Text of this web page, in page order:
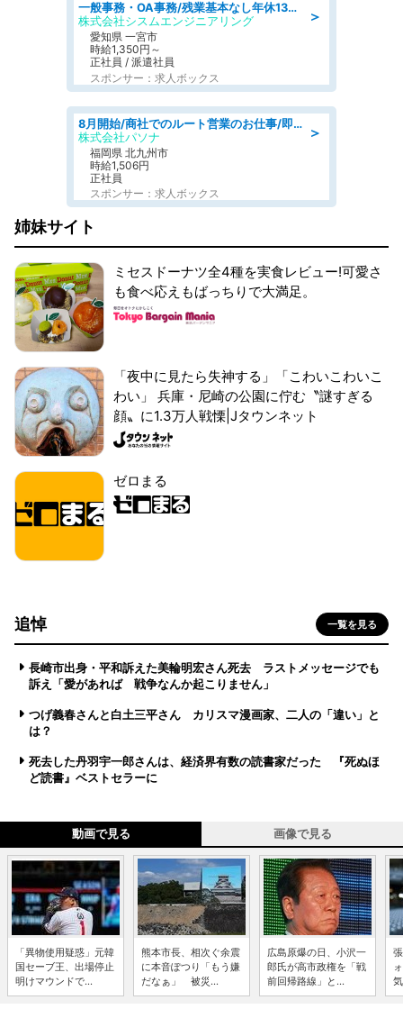
＞
一般事務・OA事務/残業基本なし年休130日社保完備の一般・調達事務
株式会社シスムエンジニアリング
愛知県 一宮市
時給1,350円～
正社員 / 派遣社員
スポンサー：求人ボックス
＞
8月開始/商社でのルート営業のお仕事/即日勤務可/車通勤可/営業
株式会社パソナ
福岡県 北九州市
時給1,506円
正社員
スポンサー：求人ボックス
姉妹サイト
ミセスドーナツ全4種を実食レビュー!可愛さ
も食べ応えもばっちりで大満足。
「夜中に見たら失神する」「こわいこわいこ
わい」 兵庫・尼崎の公園に佇む〝謎すぎる
顔〟に1.3万人戦慄|Jタウンネット
ゼロまる
追悼 一覧を見る
長崎市出身・平和訴えた美輪明宏さん死去 ラストメッセージでも
訴え「愛があれば 戦争なんか起こりません」
つげ義春さんと白土三平さん カリスマ漫画家、二人の「違い」と
は？
死去した丹羽宇一郎さんは、経済界有数の読書家だった 『死ぬほ
ど読書』ベストセラーに
動画で見る 画像で見る
「異物使用疑惑」元韓
国セーブ王、出場停止
明けマウンドで...
熊本市長、相次ぐ余震
に本音ぽつり「もう嫌
だなぁ」 被災...
広島原爆の日、小沢一
郎氏が高市政権を「戦
前回帰路線」と...